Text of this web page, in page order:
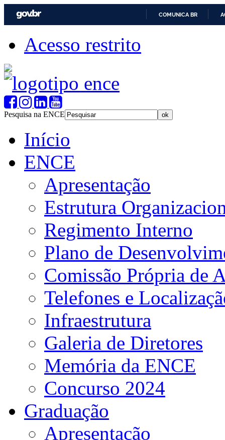
COMUNICA BR
Acesso restrito
Pesquisa na ENCE
Início
ENCE
Apresentação
Estrutura
Regimento Interno
Plano de
Comissão Própria de
Telefones e
Infraestrutura
Galeria de Diretores
Memória da ENCE
Concurso 2024
Graduação
Apresentação